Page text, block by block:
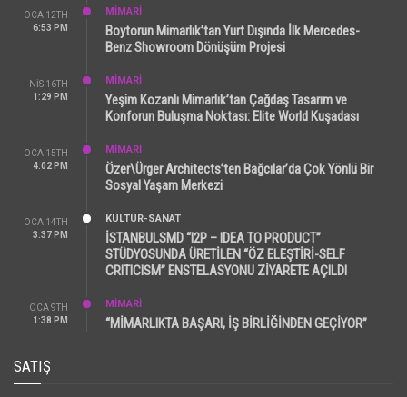
OCA 12TH
6:53 PM
MİMARİ
Boytorun Mimarlık’tan Yurt Dışında İlk Mercedes-
Benz Showroom Dönüşüm Projesi
NIS 16TH
1:29 PM
MİMARİ
Yeşim Kozanlı Mimarlık’tan Çağdaş Tasarım ve
Konforun Buluşma Noktası: Elite World Kuşadası
OCA 15TH
4:02 PM
MİMARİ
Özer\Ürger Architects’ten Bağcılar’da Çok Yönlü Bir
Sosyal Yaşam Merkezi
OCA 14TH
3:37 PM
KÜLTÜR-SANAT
İSTANBULSMD “I2P – IDEA TO PRODUCT”
STÜDYOSUNDA ÜRETİLEN “ÖZ ELEŞTİRİ-SELF
CRITICISM” ENSTELASYONU ZİYARETE AÇILDI
OCA 9TH
1:38 PM
MİMARİ
“MİMARLIKTA BAŞARI, İŞ BİRLİĞİNDEN GEÇİYOR”
SATIŞ